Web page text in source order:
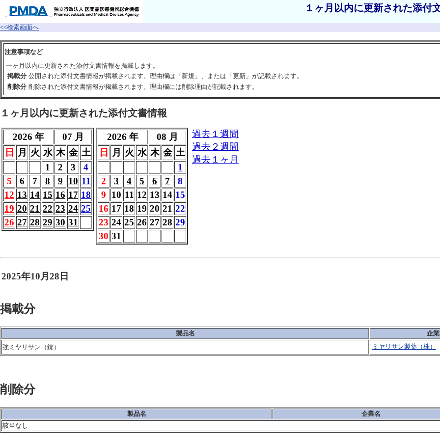
１ヶ月以内に更新された添付
<<検索画面へ
注意事項など
一ヶ月以内に更新された添付文書情報を掲載します。
掲載分 公開された添付文書情報が掲載されます。理由欄は「新規」、または「更新」が記載されます。
削除分 削除された添付文書情報が掲載されます。理由欄には削除理由が記載されます。
１ヶ月以内に更新された添付文書情報
2026 年
07 月
日
月 火 水 木 金 土
1
2 3
4
5
6 7 8 9 10 11
12 13 14 15 16 17 18
19 20 21 22 23 24 25
26 27 28 29 30 31
2026 年
08 月
日
月 火 水 木 金 土
1
2
3 4 5 6 7
8
9
10 11 12 13 14 15
16 17 18 19 20 21 22
23 24 25 26 27 28 29
30 31
過去１週間
過去２週間
過去１ヶ月
2025年10月28日
掲載分
製品名
企
強ミヤリサン（錠）
ミヤリサン製薬（株）
削除分
製品名
企業名
該当なし